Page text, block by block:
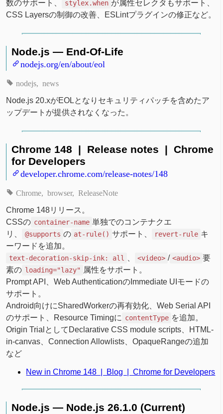
数のサポート、 stylex.when が属性セレクタもサポート、
CSS Layersの制御の改善、ESLintプラグインの修正など。
Node.js — End-Of-Life
nodejs.org/en/about/eol
nodejs news
Node.js 20.xがEOLとなりセキュリティパッチを含めたア
ップデートが提供されなくなった。
Chrome 148 | Release notes | Chrome
for Developers
developer.chrome.com/release-notes/148
Chrome browser ReleaseNote
Chrome 148リリース。
CSSの container-name 単独でのコンテナクエ
リ、
@supports の at-rule() サポート、 revert-rule キ
ーワードを追加。
text-decoration-skip-ink: all <video> / <audio> 要
素の loading="lazy" 属性をサポート。
Prompt API、Web AuthenticationのImmediate UIモードの
サポート。
Android向けにSharedWorkerの再有効化、Web Serial API
のサポート、Resource Timingに contentType を追加。
Origin TrialとしてDeclarative CSS module scripts、HTML-
in-canvas、Connection Allowlists、OpaqueRangeの追加
など
New in Chrome 148 | Blog | Chrome for Developers
Node.js — Node.js 26.1.0 (Current)